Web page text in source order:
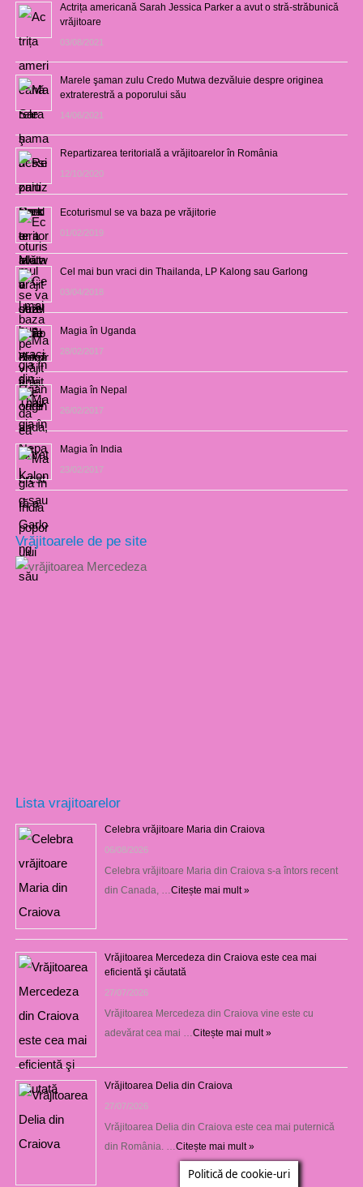
Actrița americană Sarah Jessica Parker a avut o stră-străbunică
vrăjitoare
03/08/2021
Marele şaman zulu Credo Mutwa dezvăluie despre originea
extraterestră a poporului său
14/06/2021
Repartizarea teritorială a vrăjitoarelor în România
12/10/2020
Ecoturismul se va baza pe vrăjitorie
01/02/2019
Cel mai bun vraci din Thailanda, LP Kalong sau Garlong
03/04/2018
Magia în Uganda
28/02/2017
Magia în Nepal
26/02/2017
Magia în India
23/02/2017
Vrăjitoarele de pe site
Lista vrajitoarelor
Celebra vrăjitoare Maria din Craiova
06/08/2026
Celebra vrăjitoare Maria din Craiova s-a întors recent
din Canada, … Citește mai mult »
Vrăjitoarea Mercedeza din Craiova este cea mai
eficientă şi căutată
27/07/2026
Vrăjitoarea Mercedeza din Craiova vine este cu
adevărat cea mai … Citește mai mult »
Vrăjitoarea Delia din Craiova
27/07/2026
Vrăjitoarea Delia din Craiova este cea mai puternică
din România. … Citește mai mult »
Politică de cookie-uri